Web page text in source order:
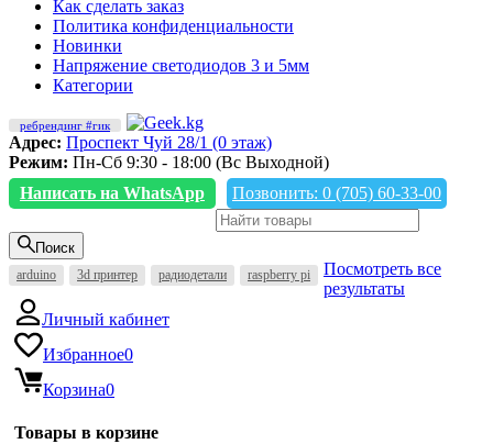
Как сделать заказ
Политика конфиденциальности
Новинки
Напряжение светодиодов 3 и 5мм
Категории
ребрендинг #гик
Адрес: Проспект Чуй 28/1 (0 этаж)
Режим: Пн-Сб 9:30 - 18:00 (Вс Выходной)
Написать на WhatsApp
Позвонить: 0 (705) 60-33-00
Поиск
arduino 3d принтер радиодетали raspberry pi
Посмотреть все
результаты
Личный кабинет
Избранное0
Корзина0
Товары в корзине